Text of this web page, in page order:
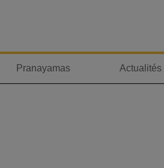
Pranayamas Actualités